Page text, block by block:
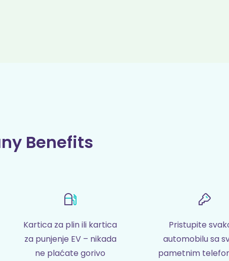
Benefits
Kartica za plin ili kartica
za punjenje EV – nikada
ne plaćate gorivo
Pristupite
automobilu sa
pametnim